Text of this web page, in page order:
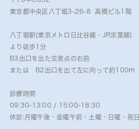
東京都中央区八丁堀3-26-8 高橋ビル1階
八丁堀駅(東京メトロ日比谷線・JR京葉線)
より徒歩1分
B3出口を出た交差点の右前
または B2出口を出て左に向って約100m
診療時間
09:30-13:00 / 15:00-18:30
休診:月曜午後・金曜午前・土曜・日曜・祝日